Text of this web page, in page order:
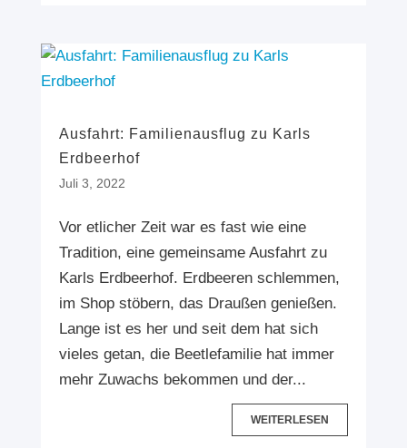
Ausfahrt: Familienausflug zu Karls
Erdbeerhof
Juli 3, 2022
Vor etlicher Zeit war es fast wie eine
Tradition, eine gemeinsame Ausfahrt zu
Karls Erdbeerhof. Erdbeeren schlemmen,
im Shop stöbern, das Draußen genießen.
Lange ist es her und seit dem hat sich
vieles getan, die Beetlefamilie hat immer
mehr Zuwachs bekommen und der...
WEITERLESEN